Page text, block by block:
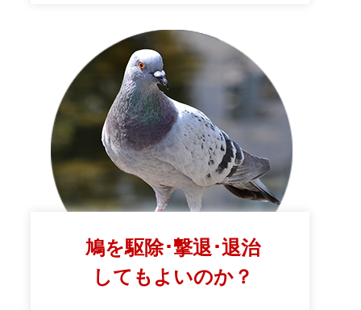
鳩を駆除･撃退･退治
してもよいのか？